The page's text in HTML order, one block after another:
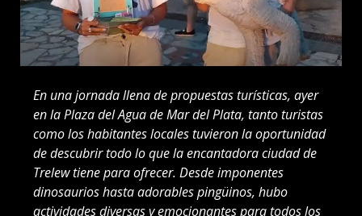
En una jornada llena de propuestas turísticas, ayer
en la Plaza del Agua de Mar del Plata, tanto turistas
como los habitantes locales tuvieron la oportunidad
de descubrir todo lo que la encantadora ciudad de
Trelew tiene para ofrecer. Desde imponentes
dinosaurios hasta adorables pingüinos, hubo
actividades diversas y emocionantes para todos los